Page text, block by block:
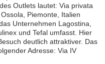
Outlets lautet: Via privata
Piemonte, Italien
Unternehmen Lagostina,
und Tefal umfasst. Hier
deutlich attraktiver. Das
Adresse: Via IV